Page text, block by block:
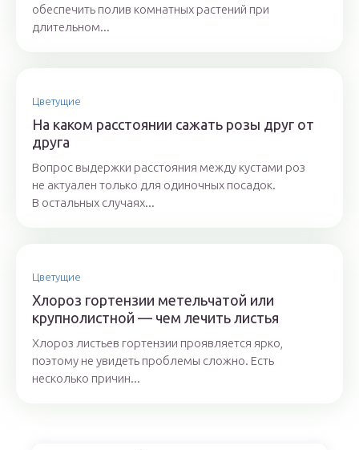
обеспечить полив комнатных растений при
длительном...
Цветущие
На каком расстоянии сажать розы друг от
друга
Вопрос выдержки расстояния между кустами роз
не актуален только для одиночных посадок.
В остальных случаях...
Цветущие
Хлороз гортензии метельчатой или
крупнолистной — чем лечить листья
Хлороз листьев гортензии проявляется ярко,
поэтому не увидеть проблемы сложно. Есть
несколько причин...